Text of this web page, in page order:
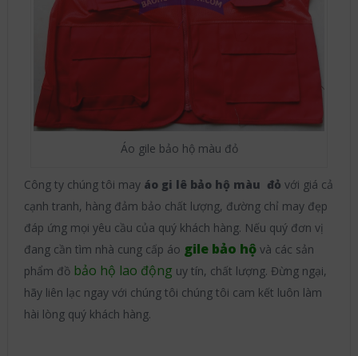
Áo gile bảo hộ màu đỏ
Công ty chúng tôi may áo gi lê bảo hộ màu đỏ với giá cả
cạnh tranh, hàng đảm bảo chất lượng, đường chỉ may đẹp
đáp ứng mọi yêu cầu của quý khách hàng. Nếu quý đơn vị
đang cần tìm nhà cung cấp áo gile bảo hộvà các sản
phẩm đồ bảo hộ lao động uy tín, chất lượng. Đừng ngại,
hãy liên lạc ngay với chúng tôi chúng tôi cam kết luôn làm
hài lòng quý khách hàng.